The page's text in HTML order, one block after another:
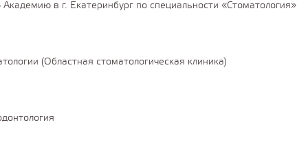
в г. Екатеринбург по специальности «Стоматология»
(Областная стоматологическая клиника)